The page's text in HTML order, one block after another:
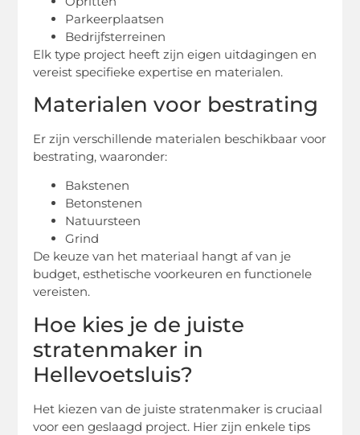
Parkeerplaatsen
Bedrijfsterreinen
Elk type project heeft zijn eigen uitdagingen en
vereist specifieke expertise en materialen.
Materialen voor bestrating
Er zijn verschillende materialen beschikbaar voor
bestrating, waaronder:
Bakstenen
Betonstenen
Natuursteen
Grind
De keuze van het materiaal hangt af van je
budget, esthetische voorkeuren en functionele
vereisten.
Hoe kies je de juiste
stratenmaker in
Hellevoetsluis?
Het kiezen van de juiste stratenmaker is cruciaal
voor een geslaagd project. Hier zijn enkele tips